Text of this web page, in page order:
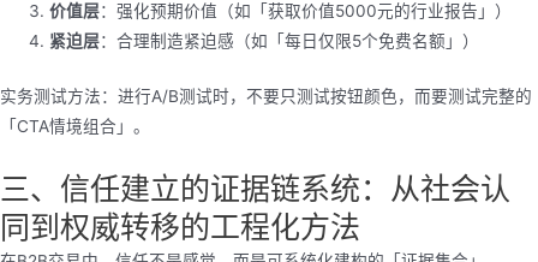
价值层：强化预期价值（如「获取价值5000元的行业报告」）
紧迫层：合理制造紧迫感（如「每日仅限5个免费名额」）
实务测试方法：进行A/B测试时，不要只测试按钮颜色，而要测试完整的
「CTA情境组合」。
三、信任建立的证据链系统：从社会认
同到权威转移的工程化方法